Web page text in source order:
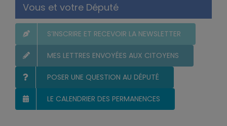
Vous et votre Député
S’INSCRIRE ET RECEVOIR LA NEWSLETTER
MES LETTRES ENVOYÉES AUX CITOYENS
POSER UNE QUESTION AU DÉPUTÉ
LE CALENDRIER DES PERMANENCES